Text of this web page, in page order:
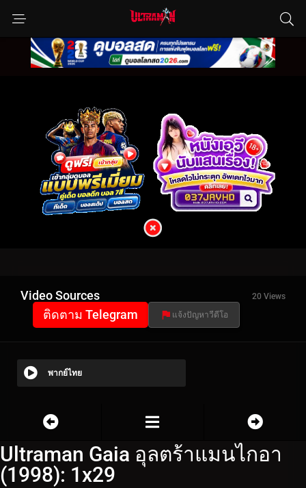
Video Sources 20 Views
ติดตาม Telegram แจ้งปัญหาวีดีโอ
พากย์ไทย
Ultraman Gaia อุลตร้าแมนไกอา
(1998): 1x29